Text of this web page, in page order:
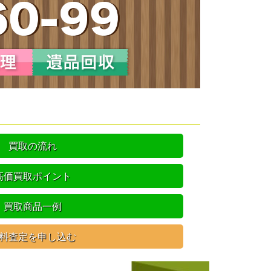
買取の流れ
価買取ポイント
買取商品一例
査定を申し込む